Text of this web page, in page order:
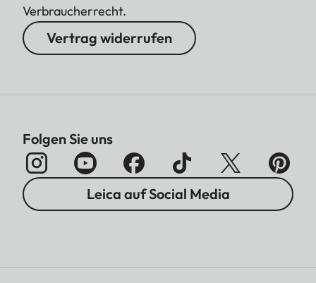
Verbraucherrecht.
Vertrag widerrufen
Folgen Sie uns
Leica auf Social Media